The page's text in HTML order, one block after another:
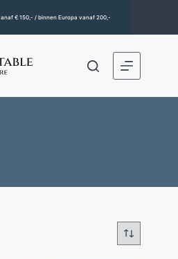
€ 150,- / binnen Europa vanaf 200,-